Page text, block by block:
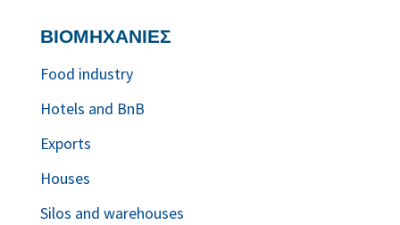
ΒΙΟΜΗΧΑΝΙΕΣ
Food industry
Hotels and BnB
Exports
Houses
Silos and warehouses